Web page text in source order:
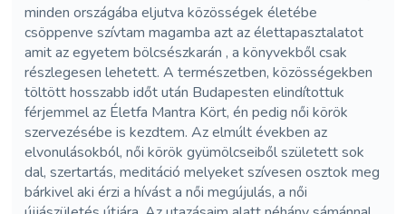
minden országába eljutva közösségek életébe
csöppenve szívtam magamba azt az élettapasztalatot
amit az egyetem bölcsészkarán , a könyvekből csak
részlegesen lehetett. A természetben, közösségekben
töltött hosszabb időt után Budapesten elindítottuk
férjemmel az Életfa Mantra Kört, én pedig női körök
szervezésébe is kezdtem. Az elmúlt években az
elvonulásokból, női körök gyümölcseiből született sok
dal, szertartás, meditáció melyeket szívesen osztok meg
bárkivel aki érzi a hívást a női megújulás, a női